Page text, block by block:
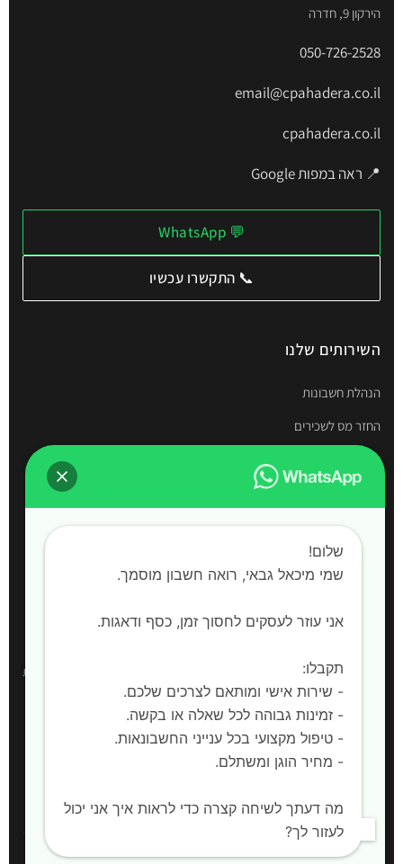
הירקון 9, חדרה
050-726-2528
email@cpahadera.co.il
cpahadera.co.il
📍 ראה במפות Google
💬 WhatsApp
📞 התקשרו עכשיו
השירותים שלנו
הנהלת חשבונות
החזר מס לשכירים
תיאום מס
חשבות שכר
הקמת חברות
אזורי שירות
רואה חשבון:חדרה, השרון, קיסריה, עמק חפר, פרדס חנה-כרכור, אביחיל, בית
ינאי, כפר חיים, אור עקיבא, בית יצחק שער חפר, חריש |שירות למחוז המרכז,
מחוז הצפון ויהודה ושומרון
🌐 לאתר המלא
שלום!
שמי מיכאל גבאי, רואה חשבון מוסמך. ‍
אני עוזר לעסקים לחסוך זמן, כסף ודאגות.
תקבלו:
- שירות אישי ומותאם לצרכים שלכם.
- זמינות גבוהה לכל שאלה או בקשה.
- טיפול מקצועי בכל ענייני החשבונאות.
- מחיר הוגן ומשתלם.
מה דעתך לשיחה קצרה כדי לראות איך אני יכול
לעזור לך?